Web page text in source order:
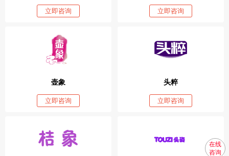
立即咨询 立即咨询
壶象
立即咨询
头粹
立即咨询
在线
咨询